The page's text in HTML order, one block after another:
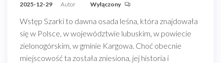
2025-12-29 Autor Wyłączony
Wstęp Szarki to dawna osada leśna, która znajdowała
się w Polsce, w województwie lubuskim, w powiecie
zielonogórskim, w gminie Kargowa. Choć obecnie
miejscowość ta została zniesiona, jej historia i